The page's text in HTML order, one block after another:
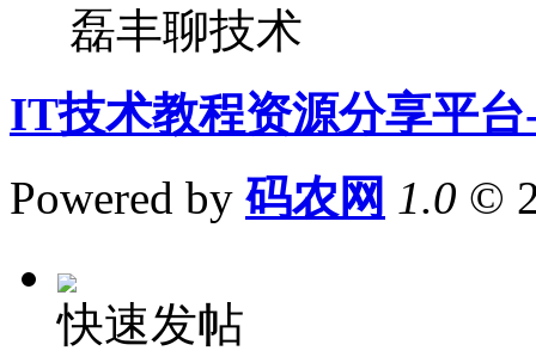
磊丰聊技术
IT技术教程资源分享平
Powered by 码农网 1.0 ©
快速发帖